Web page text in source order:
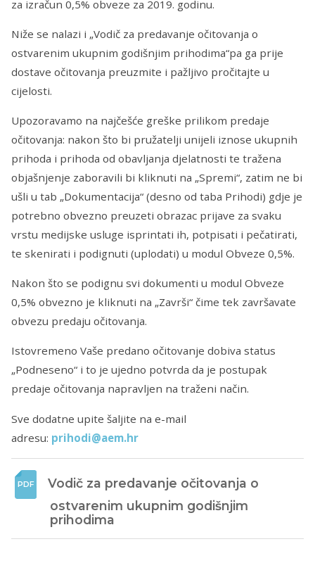
za izračun 0,5% obveze za 2019. godinu.
Niže se nalazi i „Vodič za predavanje očitovanja o
ostvarenim ukupnim godišnjim prihodima“pa ga prije
dostave očitovanja preuzmite i pažljivo pročitajte u
cijelosti.
Upozoravamo na najčešće greške prilikom predaje
očitovanja: nakon što bi pružatelji unijeli iznose ukupnih
prihoda i prihoda od obavljanja djelatnosti te tražena
objašnjenje zaboravili bi kliknuti na „Spremi“, zatim ne bi
ušli u tab „Dokumentacija“ (desno od taba Prihodi) gdje je
potrebno obvezno preuzeti obrazac prijave za svaku
vrstu medijske usluge isprintati ih, potpisati i pečatirati,
te skenirati i podignuti (uplodati) u modul Obveze 0,5%.
Nakon što se podignu svi dokumenti u modul Obveze
0,5% obvezno je kliknuti na „Završi“ čime tek završavate
obvezu predaju očitovanja.
Istovremeno Vaše predano očitovanje dobiva status
„Podneseno“ i to je ujedno potvrda da je postupak
predaje očitovanja napravljen na traženi način.
Sve dodatne upite šaljite na e-mail
adresu: prihodi@aem.hr
Vodič za predavanje očitovanja o
ostvarenim ukupnim godišnjim
prihodima